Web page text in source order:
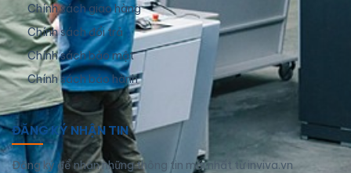
Chính sách giao hàng
Chính sách đổi trả
Chính sách bảo mật
Chính sách bảo hành
ĐĂNG KÝ NHẬN TIN
Đăng ký để nhận những thông tin mới nhất từ inviva.vn